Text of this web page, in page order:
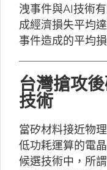
洩事件與AI技術
成經濟損失平均
事件造成的平均
台灣搶攻
技術
當矽材料接近物
低功耗運算的電
候選技術中，所